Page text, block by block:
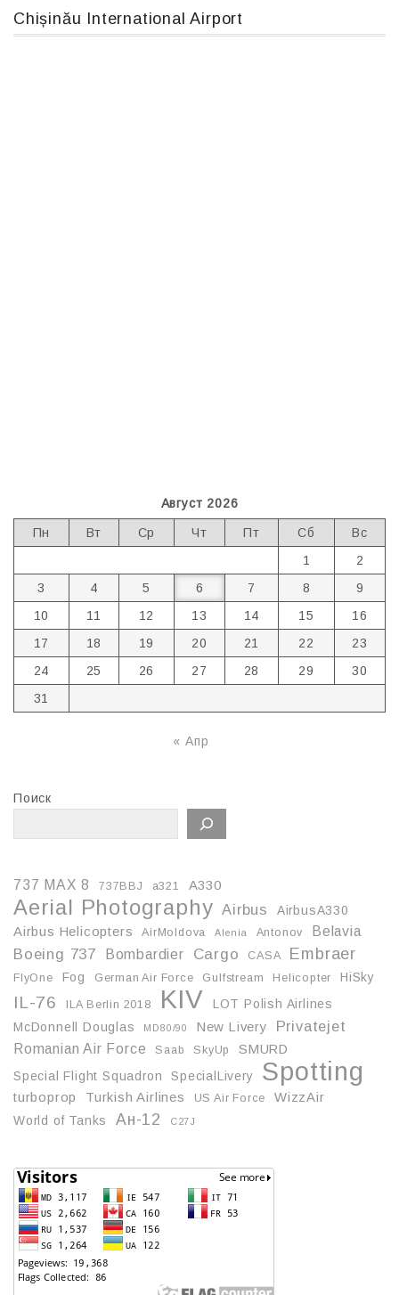
Chișinău International Airport
Август 2026
Пн Вт Ср Чт Пт Сб
Вс
1
2
3
4 5 6 7 8
9
10
11 12 13 14 15
16
17
18 19 20 21 22
23
24
25 26 27 28 29
30
31
« Апр
Поиск
737 MAX 8 737BBJ a321 A330
Aerial Photography Airbus
AirbusA330
Airbus Helicopters
AirMoldova Alenia Antonov Belavia
Boeing 737 Bombardier Cargo CASA Embraer
FlyOne Fog German Air Force Gulfstream Helicopter HiSky
IL-76 ILA Berlin 2018 KIV
LOT Polish Airlines
McDonnell Douglas
MD80/90 New Livery Privatejet
Romanian Air Force Saab SkyUp
SMURD
Special Flight Squadron
SpecialLivery Spotting
turboprop Turkish Airlines US Air Force
WizzAir
World of Tanks
Ан-12 С27J